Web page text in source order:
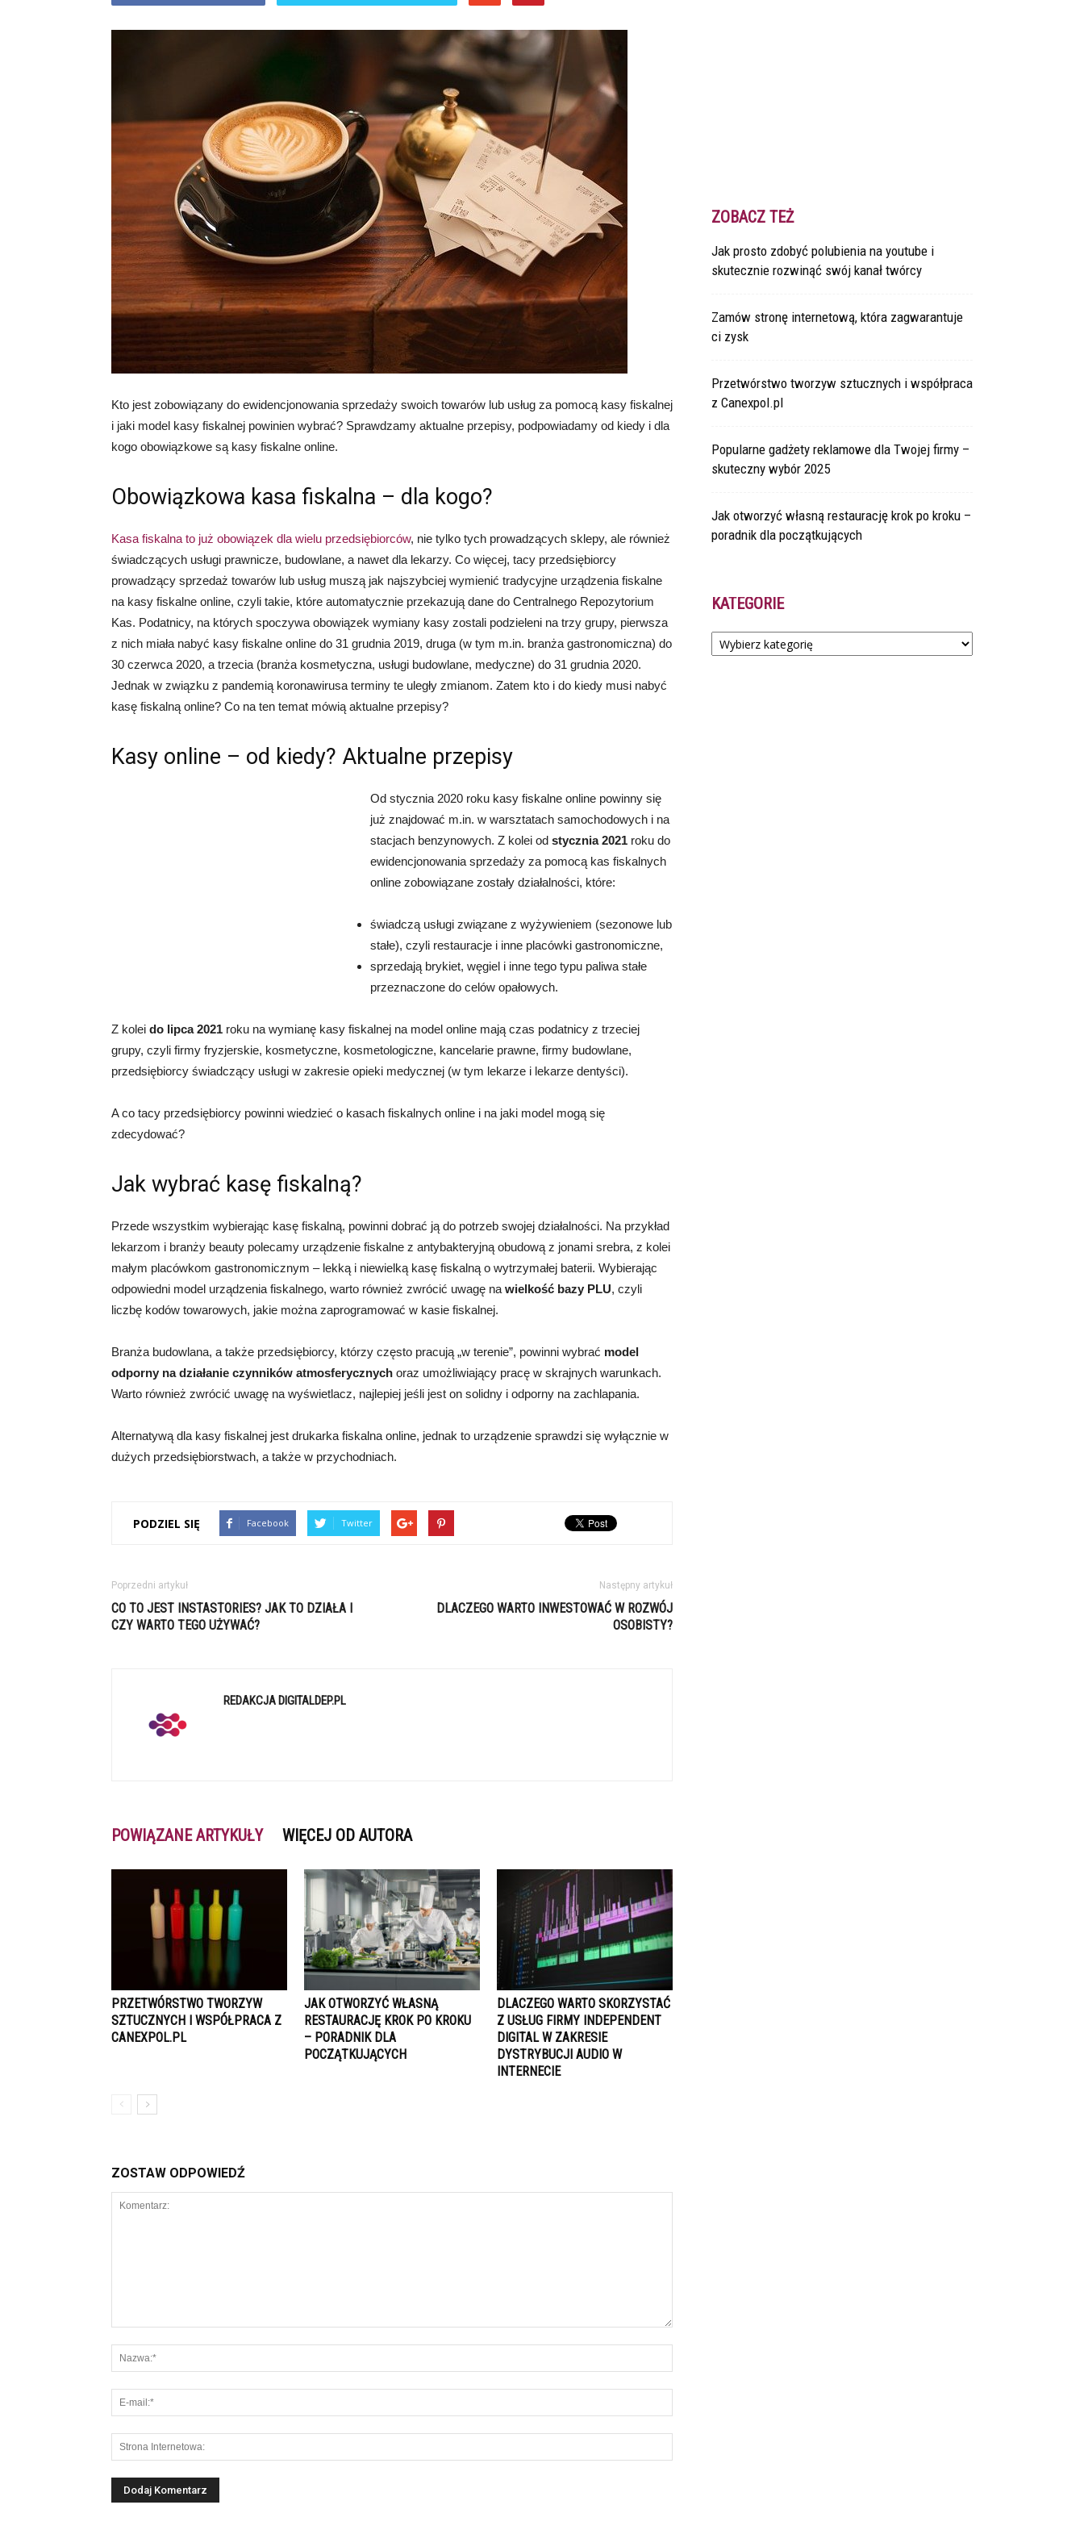
Kto jest zobowiązany do ewidencjonowania sprzedaży swoich towarów lub usług za pomocą kasy fiskalnej
i jaki model kasy fiskalnej powinien wybrać? Sprawdzamy aktualne przepisy, podpowiadamy od kiedy i dla
kogo obowiązkowe są kasy fiskalne online.
Obowiązkowa kasa fiskalna – dla kogo?
Kasa fiskalna to już obowiązek dla wielu przedsiębiorców, nie tylko tych prowadzących sklepy, ale również
świadczących usługi prawnicze, budowlane, a nawet dla lekarzy. Co więcej, tacy przedsiębiorcy
prowadzący sprzedaż towarów lub usług muszą jak najszybciej wymienić tradycyjne urządzenia fiskalne
na kasy fiskalne online, czyli takie, które automatycznie przekazują dane do Centralnego Repozytorium
Kas. Podatnicy, na których spoczywa obowiązek wymiany kasy zostali podzieleni na trzy grupy, pierwsza
z nich miała nabyć kasy fiskalne online do 31 grudnia 2019, druga (w tym m.in. branża gastronomiczna) do
30 czerwca 2020, a trzecia (branża kosmetyczna, usługi budowlane, medyczne) do 31 grudnia 2020.
Jednak w związku z pandemią koronawirusa terminy te uległy zmianom. Zatem kto i do kiedy musi nabyć
kasę fiskalną online? Co na ten temat mówią aktualne przepisy?
Kasy online – od kiedy? Aktualne przepisy
Od stycznia 2020 roku kasy fiskalne online powinny się
już znajdować m.in. w warsztatach samochodowych i na
stacjach benzynowych. Z kolei od stycznia 2021 roku do
ewidencjonowania sprzedaży za pomocą kas fiskalnych
online zobowiązane zostały działalności, które:
świadczą usługi związane z wyżywieniem (sezonowe lub
stałe), czyli restauracje i inne placówki gastronomiczne,
sprzedają brykiet, węgiel i inne tego typu paliwa stałe
przeznaczone do celów opałowych.
Z kolei do lipca 2021 roku na wymianę kasy fiskalnej na model online mają czas podatnicy z trzeciej
grupy, czyli firmy fryzjerskie, kosmetyczne, kosmetologiczne, kancelarie prawne, firmy budowlane,
przedsiębiorcy świadczący usługi w zakresie opieki medycznej (w tym lekarze i lekarze dentyści).
A co tacy przedsiębiorcy powinni wiedzieć o kasach fiskalnych online i na jaki model mogą się
zdecydować?
Jak wybrać kasę fiskalną?
Przede wszystkim wybierając kasę fiskalną, powinni dobrać ją do potrzeb swojej działalności. Na przykład
lekarzom i branży beauty polecamy urządzenie fiskalne z antybakteryjną obudową z jonami srebra, z kolei
małym placówkom gastronomicznym – lekką i niewielką kasę fiskalną o wytrzymałej baterii. Wybierając
odpowiedni model urządzenia fiskalnego, warto również zwrócić uwagę na wielkość bazy PLU, czyli
liczbę kodów towarowych, jakie można zaprogramować w kasie fiskalnej.
Branża budowlana, a także przedsiębiorcy, którzy często pracują „w terenie”, powinni wybrać model
odporny na działanie czynników atmosferycznych oraz umożliwiający pracę w skrajnych warunkach.
Warto również zwrócić uwagę na wyświetlacz, najlepiej jeśli jest on solidny i odporny na zachlapania.
Alternatywą dla kasy fiskalnej jest drukarka fiskalna online, jednak to urządzenie sprawdzi się wyłącznie w
dużych przedsiębiorstwach, a także w przychodniach.
PODZIEL SIĘ Facebook Twitter
Poprzedni artykuł
CO TO JEST INSTASTORIES? JAK TO DZIAŁA I
CZY WARTO TEGO UŻYWAĆ?
Następny artykuł
DLACZEGO WARTO INWESTOWAĆ W ROZWÓJ
OSOBISTY?
REDAKCJA DIGITALDEP.PL
POWIĄZANE ARTYKUŁY WIĘCEJ OD AUTORA
PRZETWÓRSTWO TWORZYW
SZTUCZNYCH I WSPÓŁPRACA Z
CANEXPOL.PL
JAK OTWORZYĆ WŁASNĄ
RESTAURACJĘ KROK PO KROKU
– PORADNIK DLA
POCZĄTKUJĄCYCH
DLACZEGO WARTO SKORZYSTAĆ
Z USŁUG FIRMY INDEPENDENT
DIGITAL W ZAKRESIE
DYSTRYBUCJI AUDIO W
INTERNECIE
ZOSTAW ODPOWIEDŹ
ZOBACZ TEŻ
Jak prosto zdobyć polubienia na youtube i
skutecznie rozwinąć swój kanał twórcy
Zamów stronę internetową, która zagwarantuje
ci zysk
Przetwórstwo tworzyw sztucznych i współpraca
z Canexpol.pl
Popularne gadżety reklamowe dla Twojej firmy –
skuteczny wybór 2025
Jak otworzyć własną restaurację krok po kroku –
poradnik dla początkujących
KATEGORIE
Kategorie